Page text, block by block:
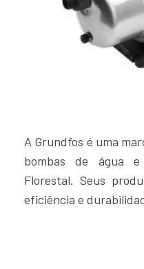
A Grundfos é uma
bombas de água
Florestal. Seus
eficiência e